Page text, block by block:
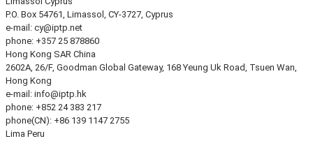
P.O. Box 54761, Limassol, CY-3727, Cyprus
e-mail: cy
iptp.net
phone: +357 25 878860
Hong Kong SAR China
2602A, 26/F, Goodman Global Gateway, 168 Yeung Uk Road, Tsuen Wan,
Hong Kong
e-mail: info
iptp.hk
phone: +852 24 383 217
phone(CN): +86 139 1147 2755
Lima Peru